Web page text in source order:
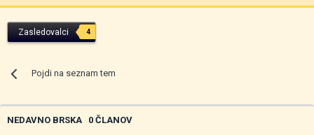
Zasledovalci 4
Pojdi na seznam tem
NEDAVNO BRSKA 0 ČLANOV